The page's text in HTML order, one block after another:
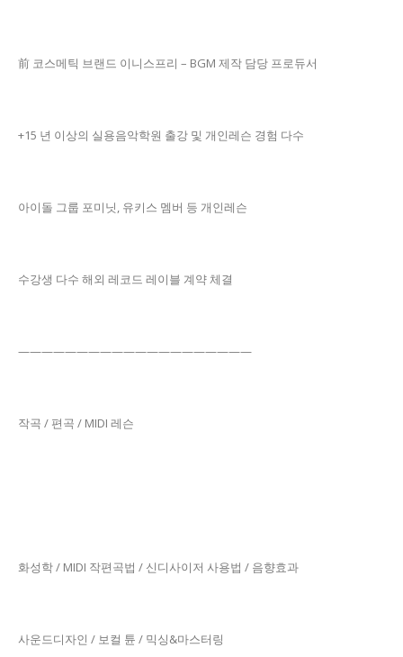
前 코스메틱 브랜드 이니스프리 – BGM 제작 담당 프로듀서
+15 년 이상의 실용음악학원 출강 및 개인레슨 경험 다수
아이돌 그룹 포미닛, 유키스 멤버 등 개인레슨
수강생 다수 해외 레코드 레이블 계약 체결
————————————————————
작곡 / 편곡 / MIDI 레슨
화성학 / MIDI 작편곡법 / 신디사이저 사용법 / 음향효과
사운드디자인 / 보컬 튠 / 믹싱&마스터링